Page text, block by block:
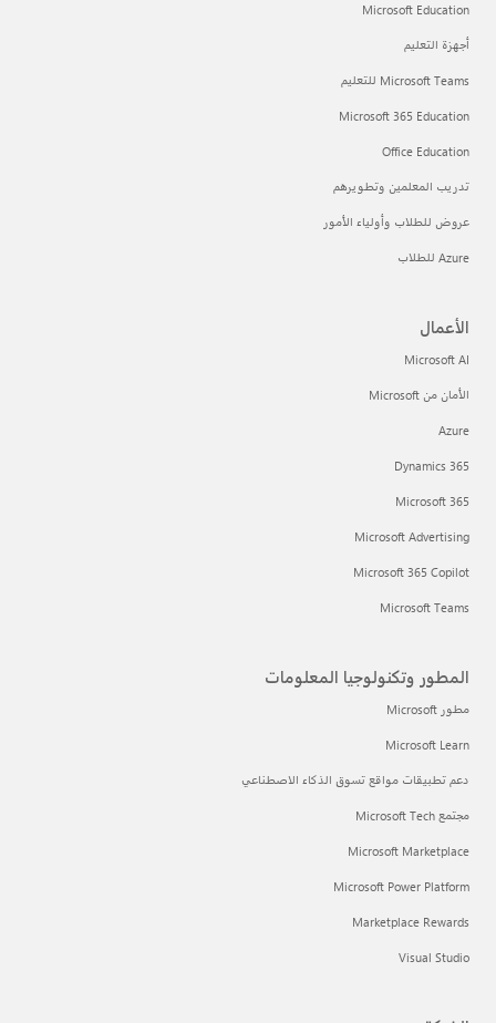
Microsoft Education
أجهزة التعليم
Microsoft Teams للتعليم
Microsoft 365 Education
Office Education
تدريب المعلمين وتطويرهم
عروض للطلاب وأولياء الأمور
Azure للطلاب
الأعمال
Microsoft AI
الأمان من Microsoft
Azure
Dynamics 365
Microsoft 365
Microsoft Advertising
Microsoft 365 Copilot
Microsoft Teams
المطور وتكنولوجيا المعلومات
مطور Microsoft
Microsoft Learn
دعم تطبيقات مواقع تسوق الذكاء الاصطناعي
مجتمع Microsoft Tech
Microsoft Marketplace
Microsoft Power Platform
Marketplace Rewards
Visual Studio